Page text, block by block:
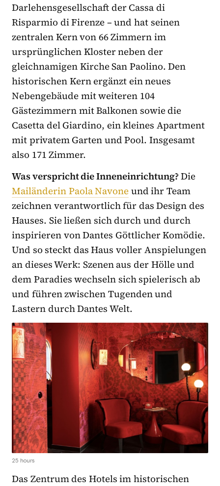
Darlehensgesellschaft der Cassa di
Risparmio di Firenze – und hat seinen
zentralen Kern von 66 Zimmern im
ursprünglichen Kloster neben der
gleichnamigen Kirche San Paolino. Den
historischen Kern ergänzt ein neues
Nebengebäude mit weiteren 104
Gästezimmern mit Balkonen sowie die
Casetta del Giardino, ein kleines Apartment
mit privatem Garten und Pool. Insgesamt
also 171 Zimmer.
Was verspricht die Inneneinrichtung?Die
Mailänderin Paola Navoneund ihr Team
zeichnen verantwortlich für das Design des
Hauses. Sie ließen sich durch und durch
inspirieren von Dantes Göttlicher Komödie.
Und so steckt das Haus voller Anspielungen
an dieses Werk: Szenen aus der Hölle und
dem Paradies wechseln sich spielerisch ab
und führen zwischen Tugenden und
Lastern durch Dantes Welt.
25 hours
Das Zentrum des Hotels im historischen